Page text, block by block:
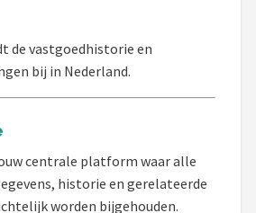
de vastgoedhistorie en
bij in Nederland.
centrale platform waar alle
historie en gerelateerde
worden bijgehouden.